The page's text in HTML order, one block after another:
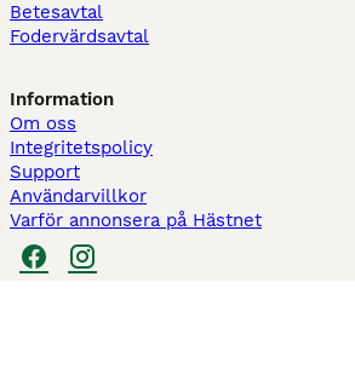
Betesavtal
Fodervärdsavtal
Information
Om oss
Integritetspolicy
Support
Användarvillkor
Varför annonsera på Hästnet